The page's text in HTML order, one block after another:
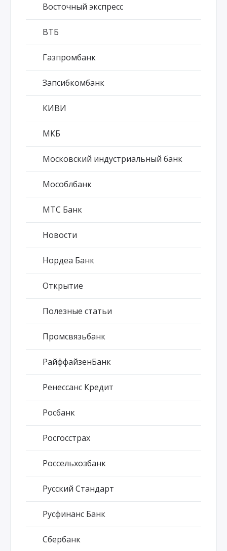
Восточный экспресс
ВТБ
Газпромбанк
Запсибкомбанк
КИВИ
МКБ
Московский индустриальный банк
Мособлбанк
МТС Банк
Новости
Нордеа Банк
Открытие
Полезные статьи
Промсвязьбанк
РайффайзенБанк
Ренессанс Кредит
Росбанк
Росгосстрах
Россельхозбанк
Русский Стандарт
Русфинанс Банк
Сбербанк